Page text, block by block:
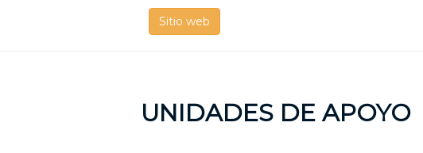
Sitio web
UNIDADES DE APOYO